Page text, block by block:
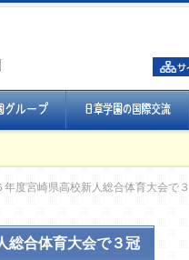
度宮崎県高校新人総合体育大会で
総合体育大会で３冠